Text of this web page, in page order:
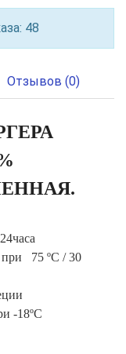
48
Отзывов (0)
при 75 ºС / 30
-18ºС